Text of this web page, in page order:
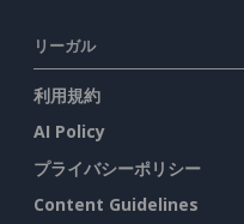
リーガル
利用規約
AI Policy
プライバシーポリシー
Content Guidelines